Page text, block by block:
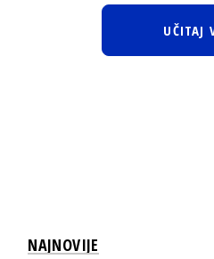
UČITAJ
NAJNOVIJE